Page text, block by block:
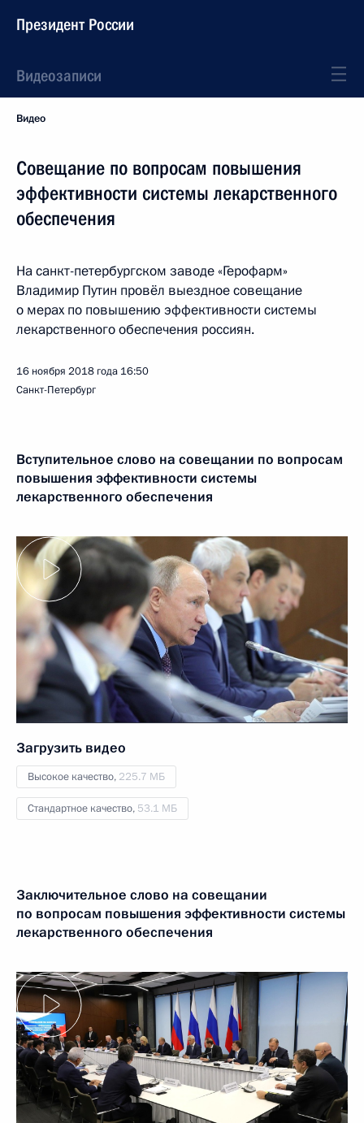
Президент России
Видеозаписи
Видео
Совещание по вопросам повышения
эффективности системы лекарственного
обеспечения
На санкт-петербургском заводе «Герофарм»
Владимир Путин провёл выездное совещание
о мерах по повышению эффективности системы
лекарственного обеспечения россиян.
16 ноября 2018 года 16:50
Санкт-Петербург
Вступительное слово на совещании по вопросам
повышения эффективности системы
лекарственного обеспечения
Загрузить видео
Высокое качество, 225.7 МБ
Стандартное качество, 53.1 МБ
Заключительное слово на совещании
по вопросам повышения эффективности системы
лекарственного обеспечения